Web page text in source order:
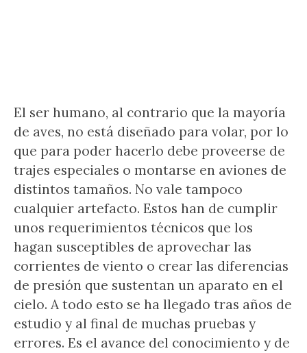
El ser humano, al contrario que la mayoría
de aves, no está diseñado para volar, por lo
que para poder hacerlo debe proveerse de
trajes especiales o montarse en aviones de
distintos tamaños. No vale tampoco
cualquier artefacto. Estos han de cumplir
unos requerimientos técnicos que los
hagan susceptibles de aprovechar las
corrientes de viento o crear las diferencias
de presión que sustentan un aparato en el
cielo. A todo esto se ha llegado tras años de
estudio y al final de muchas pruebas y
errores. Es el avance del conocimiento y de